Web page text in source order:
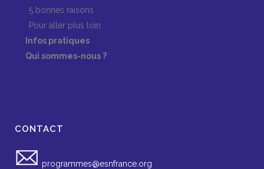
5 bonnes raisons
Pour aller plus loin
Infos pratiques
Qui sommes-nous ?
CONTACT
programmes@esnfrance.org